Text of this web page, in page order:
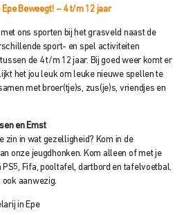
Beweegt!– 4 t/m 12 jaar
ons sporten bij het grasveld naast de
sport- en spel activiteiten
de 4 t/m 12 jaar. Bij goed weer komt er
het jou leuk om leuke nieuwe spellen te
met broer(tje)s, zus(je)s, vriendjes en
en Emst
zin in wat gezelligheid? Kom in de
onze jeugdhonken. Kom alleen of met je
PS5, Fifa, pooltafel, dartbord en tafelvoetbal.
ook aanwezig.
in Epe